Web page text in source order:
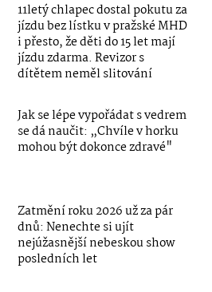
11letý chlapec dostal pokutu za
jízdu bez lístku v pražské MHD
i přesto, že děti do 15 let mají
jízdu zdarma. Revizor s
dítětem neměl slitování
Jak se lépe vypořádat s vedrem
se dá naučit: „Chvíle v horku
mohou být dokonce zdravé"
Zatmění roku 2026 už za pár
dnů: Nenechte si ujít
nejúžasnější nebeskou show
posledních let